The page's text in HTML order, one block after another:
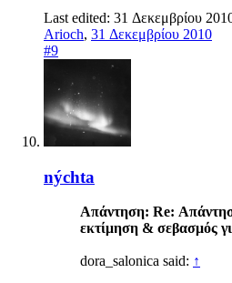
Last edited: 31 Δεκεμβρίου
Arioch, 31 Δεκεμβρίου 2010
#9
nýchta
Απάντηση: Re:
εκτίμηση & σεβασμός
dora_salonica said: ↑